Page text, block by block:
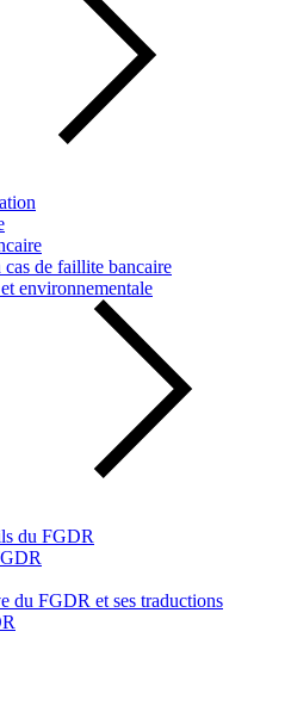
cas de faillite bancaire
environnementale
du FGDR
du FGDR et ses traductions